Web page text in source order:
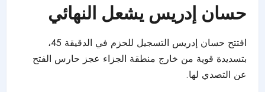
حسان إدريس يشعل النهائي
افتتح حسان إدريس التسجيل للحزم في الدقيقة 45،
بتسديدة قوية من خارج منطقة الجزاء عجز حارس الفتح
عن التصدي لها.